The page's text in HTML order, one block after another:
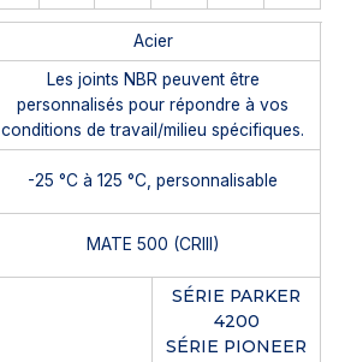
Acier
Les joints NBR peuvent être
personnalisés pour répondre à vos
conditions de travail/milieu spécifiques.
-25 °C à 125 °C, personnalisable
MATE 500 (CRIII)
SÉRIE PARKER
4200
SÉRIE PIONEER